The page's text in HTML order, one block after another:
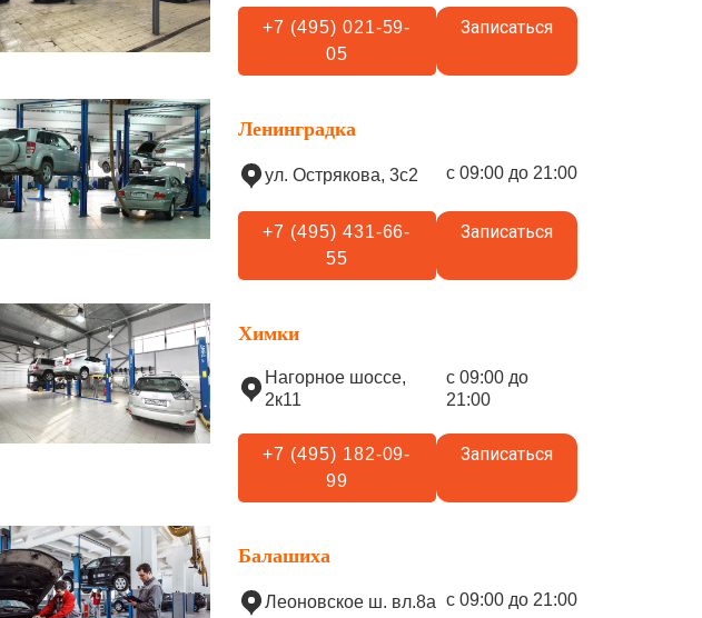
+7 (495) 021-59-
05
Записаться
Ленинградка
ул. Острякова, 3с2 с 09:00 до 21:00
+7 (495) 431-66-
55
Записаться
Химки
Нагорное шоссе,
2к11
с 09:00 до
21:00
+7 (495) 182-09-
99
Записаться
Балашиха
Леоновское ш. вл.8а с 09:00 до 21:00